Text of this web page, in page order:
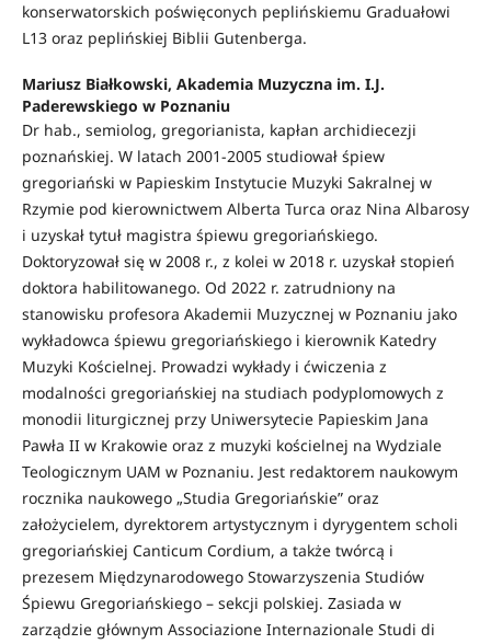
konserwatorskich poświęconych peplińskiemu Graduałowi
L13 oraz peplińskiej Biblii Gutenberga.
Mariusz Białkowski, Akademia Muzyczna im. I.J.
Paderewskiego w Poznaniu
Dr hab., semiolog, gregorianista, kapłan archidiecezji
poznańskiej. W latach 2001-2005 studiował śpiew
gregoriański w Papieskim Instytucie Muzyki Sakralnej w
Rzymie pod kierownictwem Alberta Turca oraz Nina Albarosy
i uzyskał tytuł magistra śpiewu gregoriańskiego.
Doktoryzował się w 2008 r., z kolei w 2018 r. uzyskał stopień
doktora habilitowanego. Od 2022 r. zatrudniony na
stanowisku profesora Akademii Muzycznej w Poznaniu jako
wykładowca śpiewu gregoriańskiego i kierownik Katedry
Muzyki Kościelnej. Prowadzi wykłady i ćwiczenia z
modalności gregoriańskiej na studiach podyplomowych z
monodii liturgicznej przy Uniwersytecie Papieskim Jana
Pawła II w Krakowie oraz z muzyki kościelnej na Wydziale
Teologicznym UAM w Poznaniu. Jest redaktorem naukowym
rocznika naukowego „Studia Gregoriańskie” oraz
założycielem, dyrektorem artystycznym i dyrygentem scholi
gregoriańskiej Canticum Cordium, a także twórcą i
prezesem Międzynarodowego Stowarzyszenia Studiów
Śpiewu Gregoriańskiego – sekcji polskiej. Zasiada w
zarządzie głównym Associazione Internazionale Studi di